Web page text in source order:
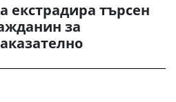
екстрадира търсен
за